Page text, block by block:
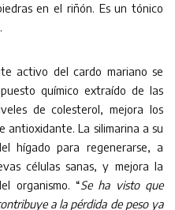
en el riñón. Es un tónico
activo del cardo mariano se
químico extraído de las
de colesterol, mejora los
antioxidante. La silimarina a su
hígado para regenerarse, a
células sanas, y mejora la
organismo. “Se ha visto que
a la pérdida de peso ya